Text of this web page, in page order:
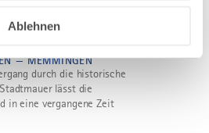
Ablehnen
— MEMMINGEN
durch die historische
lässt die
in eine vergangene Zeit